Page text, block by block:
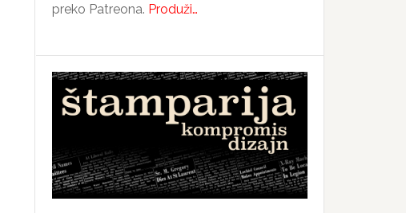
preko Patreona. Produži…